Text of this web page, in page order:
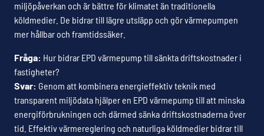
miljöpåverkan och är bättre för klimatet än traditionella
köldmedier. De bidrar till lägre utsläpp och gör värmepumpen
mer hållbar och framtidssäker.
Fråga: Hur bidrar EPD värmepump till sänkta driftskostnader i
fastigheter?
Svar: Genom att kombinera energieffektiv teknik med
transparent miljödata hjälper en EPD värmepump till att minska
energiförbrukningen och därmed sänka driftskostnaderna över
tid. Effektiv värmereglering och naturliga köldmedier bidrar till